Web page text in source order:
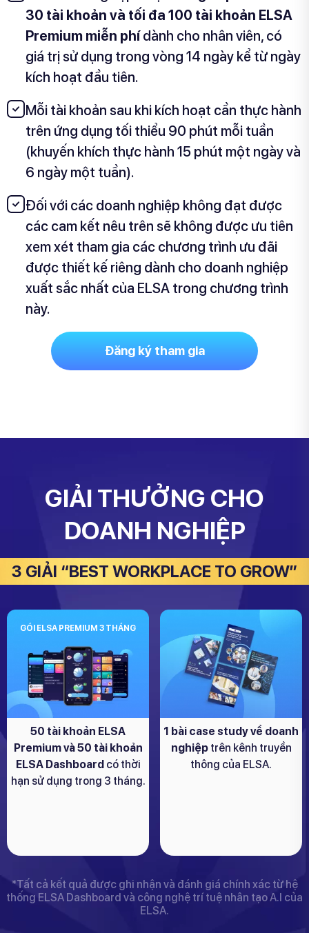
30 tài khoản và tối đa 100 tài khoản ELSA
Premium miễn phídành cho nhân viên, có
giá trị sử dụng trong vòng 14 ngày kể từ ngày
kích hoạt đầu tiên.
Mỗi tài khoản sau khi kích hoạt cần thực hành
trên ứng dụng tối thiểu 90 phút mỗi tuần
(khuyến khích thực hành 15 phút một ngày và
6 ngày một tuần).
Đối với các doanh nghiệp không đạt được
các cam kết nêu trên sẽ không được ưu tiên
xem xét tham gia các chương trình ưu đãi
được thiết kế riêng dành cho doanh nghiệp
xuất sắc nhất của ELSA trong chương trình
này.
Đăng ký tham gia
GIẢI THƯỞNG CHO
DOANH NGHIỆP
3 GIẢI “BEST WORKPLACE TO GROW”
GÓI ELSA PREMIUM 3 THÁNG
50 tài khoản ELSA
Premium và 50 tài khoản
ELSA Dashboard có thời
hạn sử dụng trong 3 tháng.
1 bài case study về doanh
nghiệp trên kênh truyền
thông của ELSA.
*Tất cả kết quả được ghi nhận và đánh giá chính xác từ hệ
thống ELSA Dashboard và công nghệ trí tuệ nhân tạo A.I của
ELSA.